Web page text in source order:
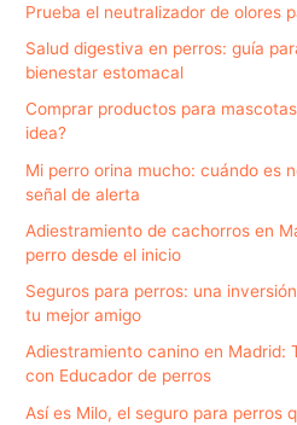
Prueba el neutralizador de olores
Salud digestiva en perros: guía
bienestar estomacal
Comprar productos para
idea?
Mi perro orina mucho: cuándo es
señal de alerta
Adiestramiento de cachorros en
perro desde el inicio
Seguros para perros: una
tu mejor amigo
Adiestramiento canino en Madrid:
con Educador de perros
Así es Milo, el seguro para perros